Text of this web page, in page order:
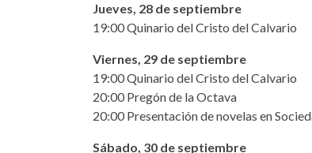
Jueves, 28 de septiembre
19:00 Quinario del Cristo del Calvario
Viernes, 29 de septiembre
19:00 Quinario del Cristo del Calvario
20:00 Pregón de la Octava
20:00 Presentación de novelas en
Sábado, 30 de septiembre